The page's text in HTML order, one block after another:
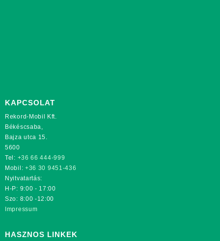
KAPCSOLAT
Rekord-Mobil Kft.
Békéscsaba,
Bajza utca 15.
5600
Tel: +36 66 444-999
Mobil: +36 30 9451-436
Nyitvatartás:
H-P: 9:00 - 17:00
Szo: 8:00 -12:00
Impressum
HASZNOS LINKEK